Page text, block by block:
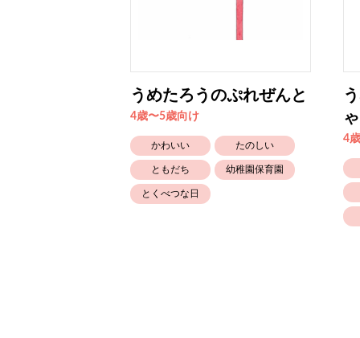
うめたろうのぷれぜんと
4歳〜5歳向け
かわいい たのしい
ともだち 幼稚園保育園
とくべつな日
4